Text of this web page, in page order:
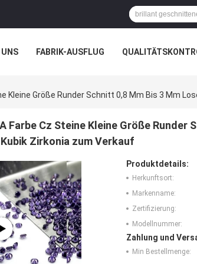
UNS FABRIK-AUSFLUG
Kleine Größe Runder Schnitt 0,8 Mm Bis 3 Mm
Farbe Cz Steine Kleine Größe Runder
Zirkonia zum Verkauf
Produktdetails:
Herkunftsort:
Markenname:
Zertifizierung:
Modellnummer:
Zahlung und
Min Bestellmenge: